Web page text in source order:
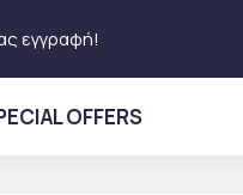
εγγραφή!
OFFERS